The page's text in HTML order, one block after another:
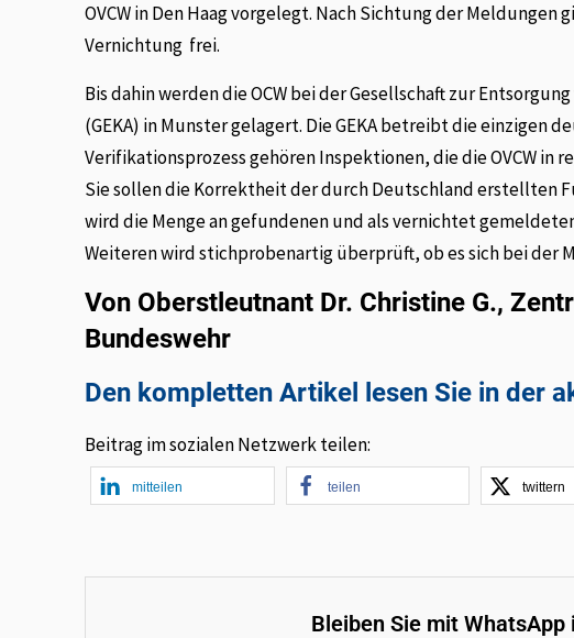
OVCW in Den Haag vorgelegt. Nach Sichtung der
Vernichtung frei.
Bis dahin werden die OCW bei der Gesellschaft zur
(GEKA) in Munster gelagert. Die GEKA betreibt die einzigen
Verifikationsprozess gehören Inspektionen, die die OVCW
Sie sollen die Korrektheit der durch Deutschland erstellten
wird die Menge an gefundenen und als vernichtet
Weiteren wird stichprobenartig überprüft, ob es sich bei der
Von Oberstleutnant Dr. Christine G.,
Bundeswehr
Den kompletten Artikel lesen Sie in der
Beitrag im sozialen Netzwerk teilen:
mitteilen teilen twittern
Bleiben Sie mit